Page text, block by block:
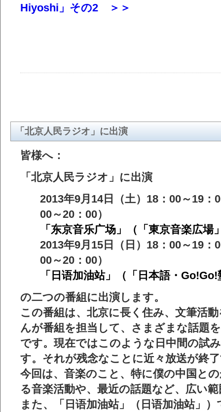
Hiyoshi」その2 ＞＞
「北京人民ラジオ」に出演
皆様へ：
「北京人民ラジオ」に出演
2013年9月14日（土）18：00～19：
00～20：00）
「东京音乐广场」（「東京音楽広
2013年9月15日（日）18：00～19：
00～20：00）
「日语加油站」（「日本語・
の二つの番組に出演します。
この番組は、北京に長く住み、文筆活
んが番組を担当して、さまざまな話題
です。現在ではこのような日中間の試
す。それが残念なことに近々放送が終
今回は、音楽のこと、特に僕の中国と
る音楽活動や、最近の話題など、広い
また、「日语加油站」（日语加油站」